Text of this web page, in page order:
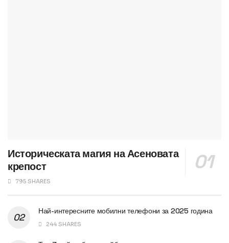
Историческата магия на Асеновата
крепост
795 SHARES
Най-интересните мобилни телефони за 2025 година
244 SHARES